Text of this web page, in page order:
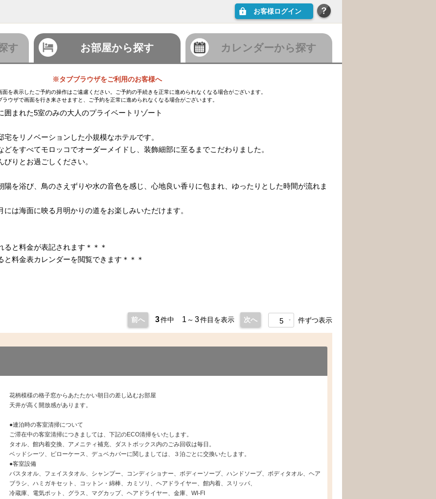
お客様ログイン
す お部屋から探す カレンダーから探す
※タブブラウザをご利用のお客様へ
面を表示したご予約の操作はご遠慮ください。ご予約の手続きを正常に進められなくなる場合がございます。
ラウザで画面を行き来させますと、ご予約を正常に進められなくなる場合がございます。
囲まれた5室のみの大人のプライベートリゾート
をリノベーションした小規模なホテルです。
をすべてモロッコでオーダーメイドし、装飾細部に至るまでこだわりました。
りとお過ごしください。
陽を浴び、鳥のさえずりや水の音色を感じ、心地良い香りに包まれ、ゆったりとした時間が流れま
は海面に映る月明かりの道をお楽しみいただけます。
ると料金が表記されます＊＊＊
と料金表カレンダーを閲覧できます＊＊＊
5 件ずつ表示
前へ 3件中 1 ～ 3件目を表示 次へ
花柄模様の格子窓からあたたかい朝日の差し込むお部屋
天井が高く開放感があります。
●連泊時の客室清掃について
ご滞在中の客室清掃につきましては、下記のECO清掃をいたします。
タオル、館内着交換、アメニティ補充、ダストボックス内のごみ回収は毎日。
ベッドシーツ、ピローケース、デュベカバーに関しましては、３泊ごとに交換いたします。
●客室設備
バスタオル、フェイスタオル、シャンプー、コンディショナー、ボディーソープ、ハンドソープ、ボディタオル、ヘア
ブラシ、ハミガキセット、コットン・綿棒、カミソリ、ヘアドライヤー、館内着、スリッパ、
冷蔵庫、電気ポット、グラス、マグカップ、ヘアドライヤー、金庫、WI-FI